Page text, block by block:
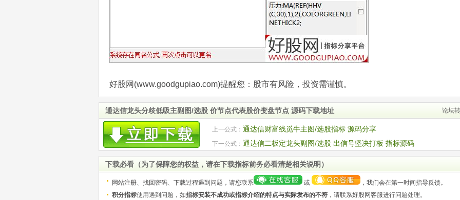
好股网(www.goodgupiao.com)提醒您：股市有风险，投资需谨慎。
通达信龙头分歧低吸主副图/选股 价节点代表股价变盘节点 源码下载地址 论坛
上一公式： 通达信财富线觅牛主图/选股指标 源码分享
下一公式： 通达信二板定龙头副图/选股 出信号坚决打板 指标源码
下载必看（为了保障您的权益，请在下载指标前务必看清楚相关说明）
网站注册、找回密码、下载过程遇到问题，请您联系 或
，我们会在第一时间指导反馈。
积分指标使用遇到问题，如指标安装不成功或指标介绍的特点与实际发布的不符 ，请联系好股网客服进行问题处理。